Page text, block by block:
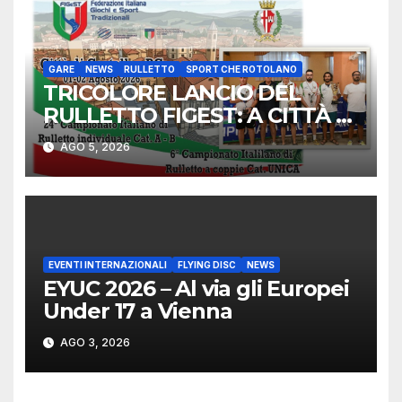
GARE NEWS RULLETTO SPORT CHE ROTOLANO
TRICOLORE LANCIO DEL
RULLETTO FIGEST: A CITTÀ DI
CASTELLO VINCONO
MARCHIGIANI ED UMBRI
AGO 5, 2026
EVENTI INTERNAZIONALI FLYING DISC NEWS
EYUC 2026 – Al via gli Europei
Under 17 a Vienna
AGO 3, 2026